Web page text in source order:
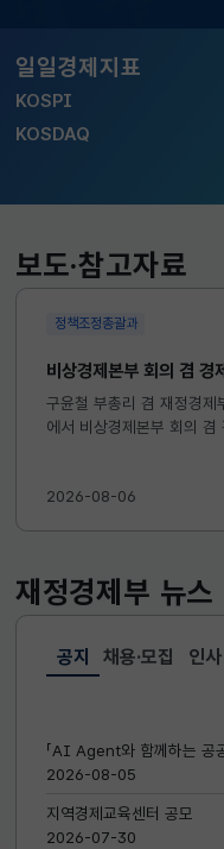
일일경제지표
국고채(3년)
KOSDAQ
달러-원
보도·참고자료
정책조정총괄과
비상경제본부 회의 겸 경
구윤철 부총리 겸 재정경
에서 비상경제본부 회의 겸
2026-08-06
재정경제부 뉴스
공지
선택됨
공지
「AI Agent와 함께하는 공
2026-08-05
지역경제교육센터 공모
2026-07-30
채용·모집 인사